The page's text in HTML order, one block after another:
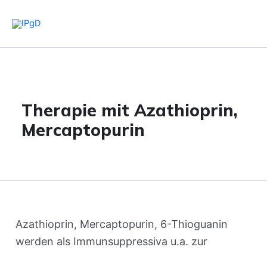
Inhalt
Therapie mit Azathioprin,
Mercaptopurin
Azathioprin, Mercaptopurin, 6-Thioguanin
werden als Immunsuppressiva u.a. zur